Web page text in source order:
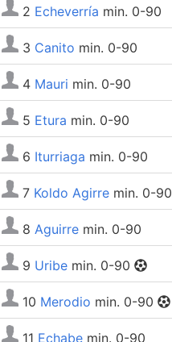
2 Echeverría min. 0-90
3 Canito min. 0-90
4 Mauri min. 0-90
5 Etura min. 0-90
6 Iturriaga min. 0-90
7 Koldo Agirre min. 0-90
8 Aguirre min. 0-90
9 Uribe min. 0-90
10 Merodio min. 0-90
11 Echabe min. 0-90